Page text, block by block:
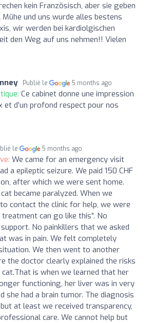
kein Französisch, aber sie geben
und uns wurde alles bestens
wir werden bei kardiolgischen
den Weg auf uns nehmen!! Vielen
Publié le 5 months ago
Ce cabinet donne une impression
et d’un profond respect pour nos
le 5 months ago
We came for an emergency visit
a epileptic seizure. We paid 150 CHF
after which we were sent home.
became paralyzed. When we
contact the clinic for help, we were
can go like this”. No
No painkillers that we asked
was in pain. We felt completely
We then went to another
the doctor clearly explained the risks
cat.That is when we learned that her
functioning, her liver was in very
she had a brain tumor. The diagnosis
at least we received transparency,
care. We cannot help but